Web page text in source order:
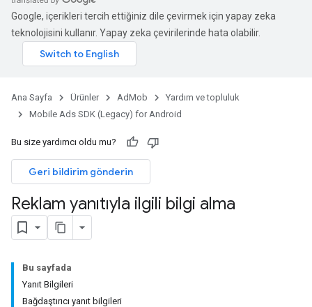
Google, içerikleri tercih ettiğiniz dile çevirmek için yapay zeka
teknolojisini kullanır. Yapay zeka çevirilerinde hata olabilir.
Ana Sayfa Ürünler AdMob
Yardım ve topluluk
Mobile Ads SDK (Legacy) for Android
Bu size yardımcı oldu mu?
Geri bildirim gönderin
Reklam yanıtıyla ilgili bilgi alma
Bu sayfada
Yanıt Bilgileri
Bağdaştırıcı yanıt bilgileri